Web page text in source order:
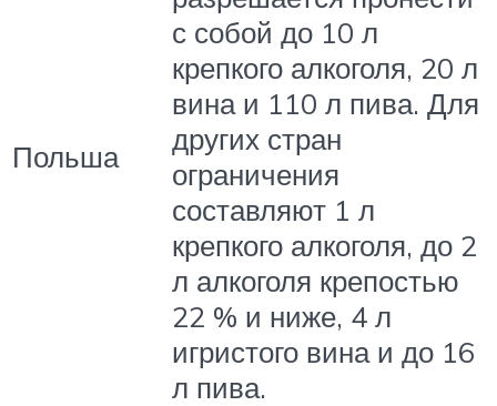
Польша
с собой до 10 л
крепкого алкоголя, 20 л
вина и 110 л пива. Для
других стран
ограничения
составляют 1 л
крепкого алкоголя, до 2
л алкоголя крепостью
22 % и ниже, 4 л
игристого вина и до 16
л пива.